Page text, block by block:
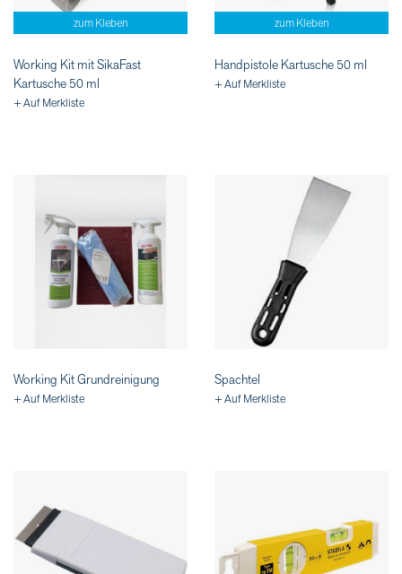
zum Kleben
Working Kit mit SikaFast
Kartusche 50 ml
+ Auf Merkliste
zum Kleben
Handpistole Kartusche 50 ml
+ Auf Merkliste
Working Kit Grundreinigung
+ Auf Merkliste
Spachtel
+ Auf Merkliste